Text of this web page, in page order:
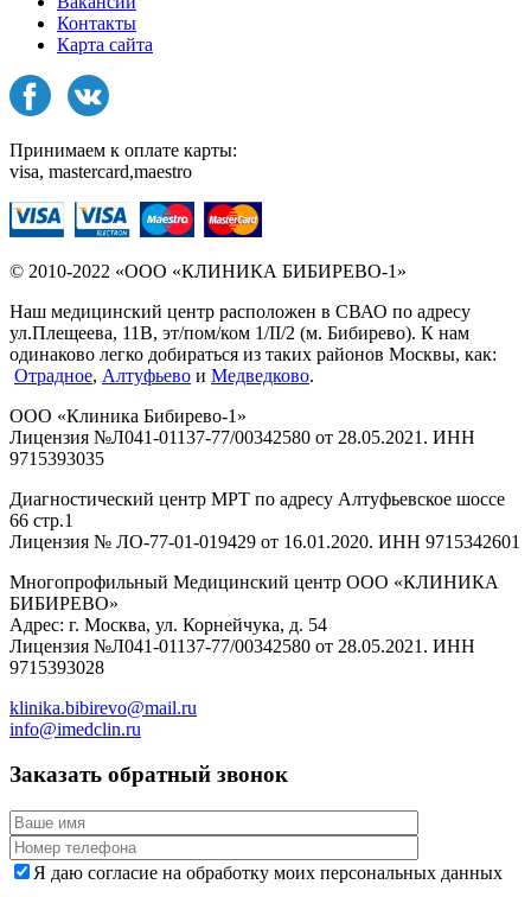
Контакты
Карта сайта
Принимаем к оплате карты:
visa, mastercard,maestro
© 2010-2022 «ООО «КЛИНИКА БИБИРЕВО-1»
Наш медицинский центр расположен в СВАО по адресу
ул.Плещеева, 11В, эт/пом/ком 1/II/2 (м. Бибирево). К нам
одинаково легко добираться из таких районов Москвы, как:
Отрадное, Алтуфьево и Медведково.
ООО «Клиника Бибирево-1»
Лицензия №Л041-01137-77/00342580 от 28.05.2021. ИНН
9715393035
Диагностический центр МРТ по адресу Алтуфьевское шоссе
66 стр.1
Лицензия № ЛО-77-01-019429 от 16.01.2020. ИНН 9715342601
Многопрофильный Медицинский центр ООО «КЛИНИКА
БИБИРЕВО»
Адрес: г. Москва, ул. Корнейчука, д. 54
Лицензия №Л041-01137-77/00342580 от 28.05.2021. ИНН
9715393028
klinika.bibirevo@mail.ru
info@imedclin.ru
Заказать обратный звонок
Я даю согласие на обработку моих персональных данных